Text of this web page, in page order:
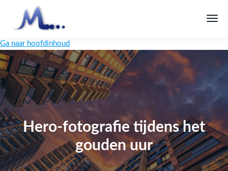
Ga naar hoofdinhoud
Hero-fotografie tijdens het
gouden uur